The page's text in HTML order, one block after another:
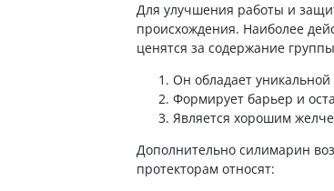
Для улучшения работы и
происхождения. Наиболее
ценятся за содержание
Он обладает
Формирует барьер и
Является хорошим
Дополнительно силимарин
протекторам относят: